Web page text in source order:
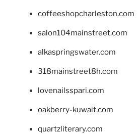
coffeeshopcharleston.com
salon104mainstreet.com
alkaspringswater.com
318mainstreet8h.com
lovenailsspari.com
oakberry-kuwait.com
quartzliterary.com